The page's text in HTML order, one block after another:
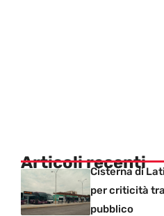
Articoli recenti
Cisterna di
per criticità
pubblico